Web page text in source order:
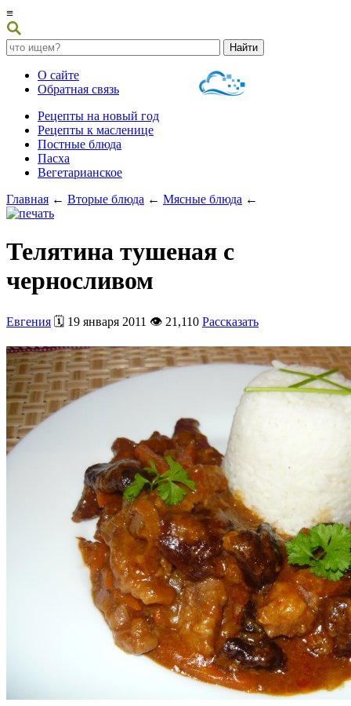
≡
О сайте
Обратная связь
Рецепты на новый год
Рецепты к масленице
Постные блюда
Пасха
Вегетарианское
Главная ← Вторые блюда ← Мясные блюда ←
Телятина тушеная с
черносливом
Евгения 🗓️ 19 января 2011 👁️ 21,110 Рассказать